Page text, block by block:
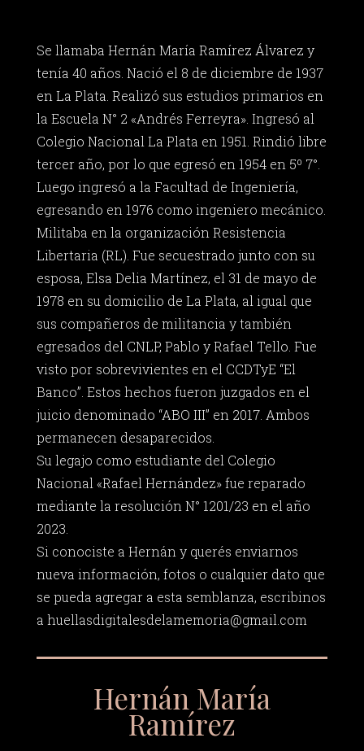
Se llamaba Hernán María Ramírez Álvarez y
tenía 40 años. Nació el 8 de diciembre de 1937
en La Plata. Realizó sus estudios primarios en
la Escuela N° 2 «Andrés Ferreyra». Ingresó al
Colegio Nacional La Plata en 1951. Rindió libre
tercer año, por lo que egresó en 1954 en 5º 7°.
Luego ingresó a la Facultad de Ingeniería,
egresando en 1976 como ingeniero mecánico.
Militaba en la organización Resistencia
Libertaria (RL). Fue secuestrado junto con su
esposa, Elsa Delia Martínez, el 31 de mayo de
1978 en su domicilio de La Plata, al igual que
sus compañeros de militancia y también
egresados del CNLP, Pablo y Rafael Tello. Fue
visto por sobrevivientes en el CCDTyE “El
Banco”. Estos hechos fueron juzgados en el
juicio denominado “ABO III” en 2017. Ambos
permanecen desaparecidos.
Su legajo como estudiante del Colegio
Nacional «Rafael Hernández» fue reparado
mediante la resolución N° 1201/23 en el año
2023.
Si conociste a Hernán y querés enviarnos
nueva información, fotos o cualquier dato que
se pueda agregar a esta semblanza, escribinos
a huellasdigitalesdelamemoria@gmail.com
Hernán María
Ramírez